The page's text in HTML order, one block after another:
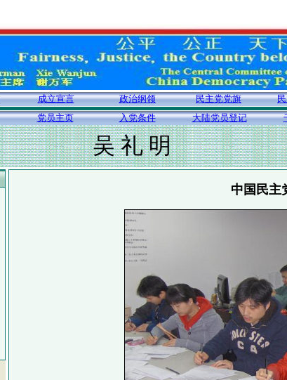
成立宣言 政治纲领 民主党党旗
党员主页 入党条件 大陆党员登记
吴 礼 明
中国民主